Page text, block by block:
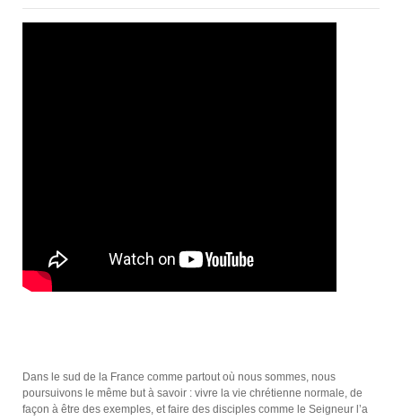
Dans le sud de la France comme partout où nous sommes, nous
poursuivons le même but à savoir : vivre la vie chrétienne normale, de
façon à être des exemples, et faire des disciples comme le Seigneur l’a